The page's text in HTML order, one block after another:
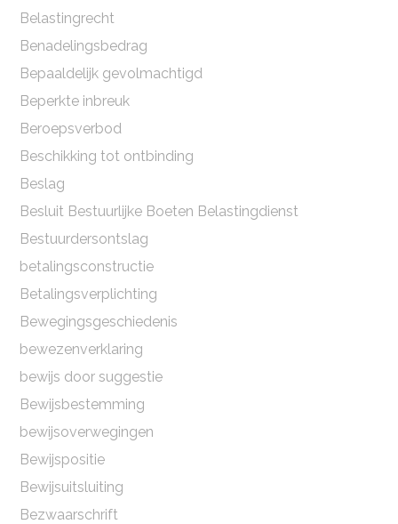
Belastingrecht
Benadelingsbedrag
Bepaaldelijk gevolmachtigd
Beperkte inbreuk
Beroepsverbod
Beschikking tot ontbinding
Beslag
Besluit Bestuurlijke Boeten Belastingdienst
Bestuurdersontslag
betalingsconstructie
Betalingsverplichting
Bewegingsgeschiedenis
bewezenverklaring
bewijs door suggestie
Bewijsbestemming
bewijsoverwegingen
Bewijspositie
Bewijsuitsluiting
Bezwaarschrift